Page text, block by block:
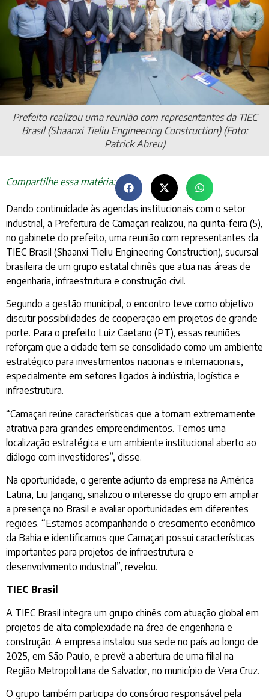
Prefeito realizou uma reunião com representantes da TIEC
Brasil (Shaanxi Tieliu Engineering Construction) (Foto:
Patrick Abreu)
Compartilhe essa matéria:
Dando continuidade às agendas institucionais com o setor
industrial, a Prefeitura de Camaçari realizou, na quinta-feira (5),
no gabinete do prefeito, uma reunião com representantes da
TIEC Brasil (Shaanxi Tieliu Engineering Construction), sucursal
brasileira de um grupo estatal chinês que atua nas áreas de
engenharia, infraestrutura e construção civil.
Segundo a gestão municipal, o encontro teve como objetivo
discutir possibilidades de cooperação em projetos de grande
porte. Para o prefeito Luiz Caetano (PT), essas reuniões
reforçam que a cidade tem se consolidado como um ambiente
estratégico para investimentos nacionais e internacionais,
especialmente em setores ligados à indústria, logística e
infraestrutura.
“Camaçari reúne características que a tornam extremamente
atrativa para grandes empreendimentos. Temos uma
localização estratégica e um ambiente institucional aberto ao
diálogo com investidores”, disse.
Na oportunidade, o gerente adjunto da empresa na América
Latina, Liu Jangang, sinalizou o interesse do grupo em ampliar
a presença no Brasil e avaliar oportunidades em diferentes
regiões. “Estamos acompanhando o crescimento econômico
da Bahia e identificamos que Camaçari possui características
importantes para projetos de infraestrutura e
desenvolvimento industrial”, revelou.
TIEC Brasil
A TIEC Brasil integra um grupo chinês com atuação global em
projetos de alta complexidade na área de engenharia e
construção. A empresa instalou sua sede no país ao longo de
2025, em São Paulo, e prevê a abertura de uma filial na
Região Metropolitana de Salvador, no município de Vera Cruz.
O grupo também participa do consórcio responsável pela